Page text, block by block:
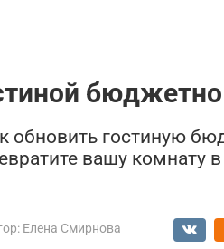
бюджетно
обновить гостиную
вашу комнату в
Елена Смирнова